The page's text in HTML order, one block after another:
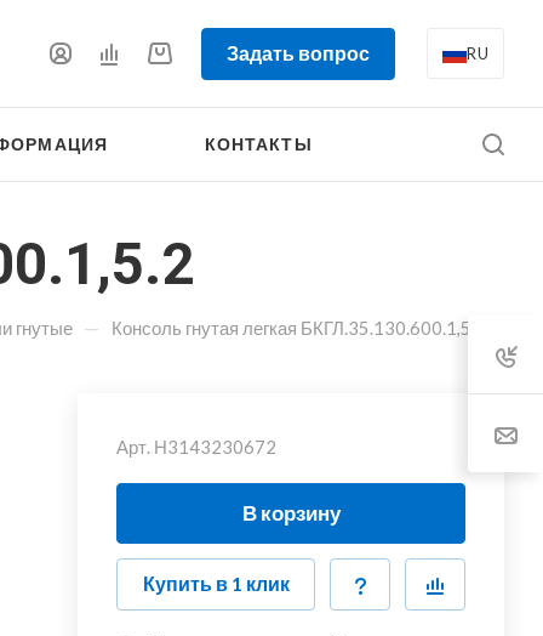
Задать вопрос RU
КОНТАКТЫ
гнутые — Консоль гнутая легкая БКГЛ.35.130.600.1,5.2
Арт. Н3143230672
В корзину
Купить в 1 клик